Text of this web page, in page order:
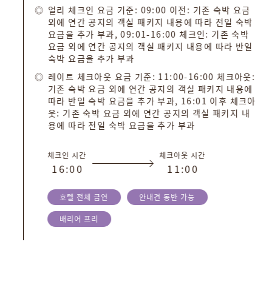
얼리 체크인 요금 기준: 09:00 이전: 기존 숙박 요금
외에 연간 공지의 객실 패키지 내용에 따라 전일 숙박
요금을 추가 부과, 09:01-16:00 체크인: 기존 숙박
요금 외에 연간 공지의 객실 패키지 내용에 따라 반일
숙박 요금을 추가 부과
레이트 체크아웃 요금 기준: 11:00-16:00 체크아웃:
기존 숙박 요금 외에 연간 공지의 객실 패키지 내용에
따라 반일 숙박 요금을 추가 부과, 16:01 이후 체크아
웃: 기존 숙박 요금 외에 연간 공지의 객실 패키지 내
용에 따라 전일 숙박 요금을 추가 부과
체크인 시간
16:00
체크아웃 시간
11:00
호텔 전체 금연 안내견 동반 가능
배리어 프리